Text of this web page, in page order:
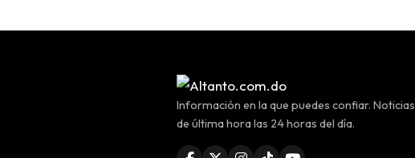
Información en la que puedes confiar. Noticias
de última hora las 24 horas del día.